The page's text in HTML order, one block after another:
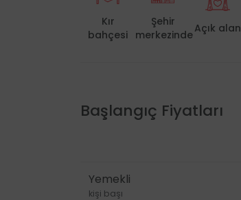
Kır
bahçesi
Şehir
merkezindeAçık alan
Başlangıç Fiyatları
Yemekli
kişi başı